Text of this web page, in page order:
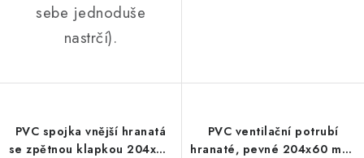
sebe jednoduše
nastrčí).
PVC spojka vnější hranatá
se zpětnou klapkou 204x60
PVC ventilační potrubí
hranaté, pevné 204x60 mm,